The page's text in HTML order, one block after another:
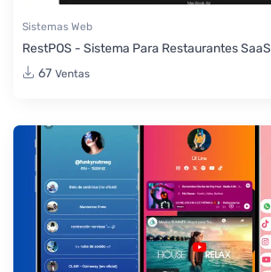
Sistemas Web
RestPOS - Sistema Para Restaurantes SaaS
67 Ventas